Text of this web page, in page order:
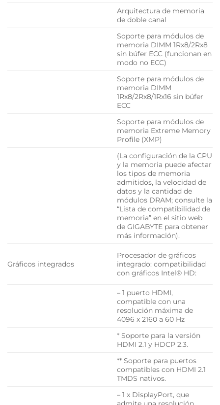
Arquitectura de memoria
de doble canal
Soporte para módulos de
memoria DIMM 1Rx8/2Rx8
sin búfer ECC (funcionan en
modo no ECC)
Soporte para módulos de
memoria DIMM
1Rx8/2Rx8/1Rx16 sin búfer
ECC
Soporte para módulos de
memoria Extreme Memory
Profile (XMP)
(La configuración de la CPU
y la memoria puede afectar
los tipos de memoria
admitidos, la velocidad de
datos y la cantidad de
módulos DRAM; consulte la
“Lista de compatibilidad de
memoria” en el sitio web
de GIGABYTE para obtener
más información).
Gráficos integrados
Procesador de gráficos
integrado: compatibilidad
con gráficos Intel® HD:
– 1 puerto HDMI,
compatible con una
resolución máxima de
4096 x 2160 a 60 Hz
* Soporte para la versión
HDMI 2.1 y HDCP 2.3.
** Soporte para puertos
compatibles con HDMI 2.1
TMDS nativos.
– 1 x DisplayPort, que